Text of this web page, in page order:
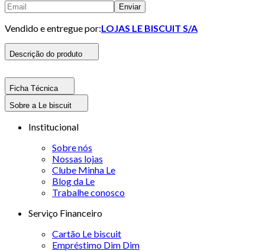
Enviar
Vendido e entregue por:LOJAS LE BISCUIT S/A
Descrição do produto
Ficha Técnica
Sobre a Le biscuit
Institucional
Sobre nós
Nossas lojas
Clube Minha Le
Blog da Le
Trabalhe conosco
Serviço Financeiro
Cartão Le biscuit
Empréstimo Dim Dim